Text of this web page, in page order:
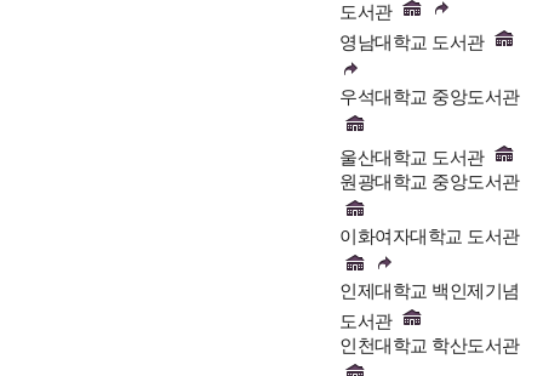
도서관
영남대학교 도서관
우석대학교 중앙도서관
울산대학교 도서관
원광대학교 중앙도서관
이화여자대학교 도서관
인제대학교 백인제기념
도서관
인천대학교 학산도서관